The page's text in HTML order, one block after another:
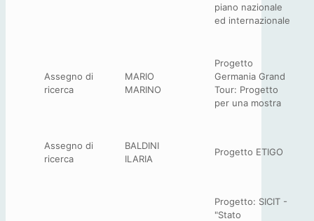
piano nazionale
ed internazionale
Assegno di
ricerca
MARIO
MARINO
Progetto
Germania Grand
Tour: Progetto
per una mostra
Assegno di
ricerca
BALDINI
ILARIA
Progetto ETIGO
Progetto: SICIT -
"Stato